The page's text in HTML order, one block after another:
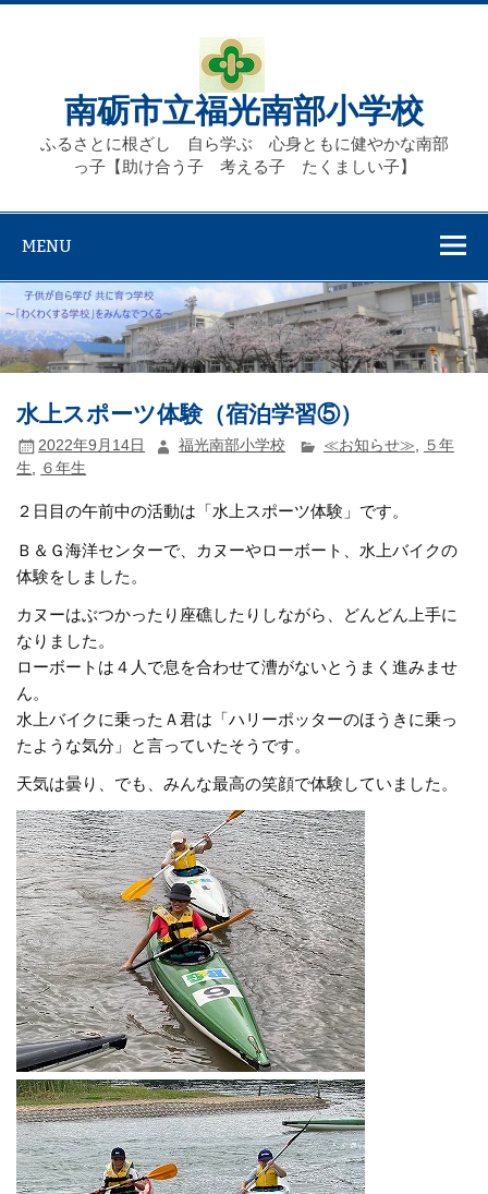
Skip
南砺市立福光南部小学校
ふるさとに根ざし 自ら学ぶ 心身ともに健やかな南部
っ子【助け合う子 考える子 たくましい子】
MENU
水上スポーツ体験（宿泊学習⑤）
2022年9月14日 福光南部小学校 ≪お知らせ≫, ５年
生
６年生
２日目の午前中の活動は「水上スポーツ体験」です。
Ｂ＆Ｇ海洋センターで、カヌーやローボート、水上バイクの
体験をしました。
カヌーはぶつかったり座礁したりしながら、どんどん上手に
なりました。
ローボートは４人で息を合わせて漕がないとうまく進みませ
ん。
水上バイクに乗ったＡ君は「ハリーポッターのほうきに乗っ
たような気分」と言っていたそうです。
天気は曇り、でも、みんな最高の笑顔で体験していました。